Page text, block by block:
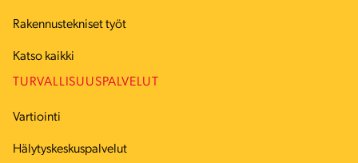
Rakennustekniset työt
Katso kaikki
TURVALLISUUSPALVELUT
Vartiointi
Hälytyskeskuspalvelut